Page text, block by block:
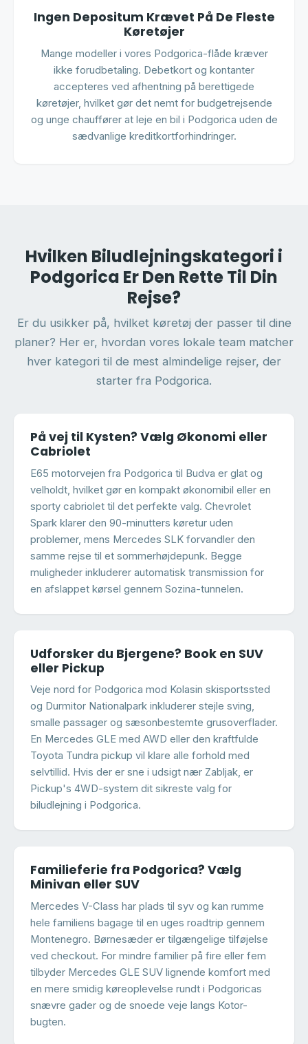
Ingen Depositum Krævet På De Fleste
Køretøjer
Mange modeller i vores Podgorica-flåde kræver
ikke forudbetaling. Debetkort og kontanter
accepteres ved afhentning på berettigede
køretøjer, hvilket gør det nemt for budgetrejsende
og unge chauffører at leje en bil i Podgorica uden de
sædvanlige kreditkortforhindringer.
Hvilken Biludlejningskategori i
Podgorica Er Den Rette Til Din
Rejse?
Er du usikker på, hvilket køretøj der passer til dine
planer? Her er, hvordan vores lokale team matcher
hver kategori til de mest almindelige rejser, der
starter fra Podgorica.
På vej til Kysten? Vælg Økonomi eller
Cabriolet
E65 motorvejen fra Podgorica til Budva er glat og
velholdt, hvilket gør en kompakt økonomibil eller en
sporty cabriolet til det perfekte valg. Chevrolet
Spark klarer den 90-minutters køretur uden
problemer, mens Mercedes SLK forvandler den
samme rejse til et sommerhøjdepunk. Begge
muligheder inkluderer automatisk transmission for
en afslappet kørsel gennem Sozina-tunnelen.
Udforsker du Bjergene? Book en SUV
eller Pickup
Veje nord for Podgorica mod Kolasin skisportssted
og Durmitor Nationalpark inkluderer stejle sving,
smalle passager og sæsonbestemte grusoverflader.
En Mercedes GLE med AWD eller den kraftfulde
Toyota Tundra pickup vil klare alle forhold med
selvtillid. Hvis der er sne i udsigt nær Zabljak, er
Pickup's 4WD-system dit sikreste valg for
biludlejning i Podgorica.
Familieferie fra Podgorica? Vælg
Minivan eller SUV
Mercedes V-Class har plads til syv og kan rumme
hele familiens bagage til en uges roadtrip gennem
Montenegro. Børnesæder er tilgængelige tilføjelse
ved checkout. For mindre familier på fire eller fem
tilbyder Mercedes GLE SUV lignende komfort med
en mere smidig køreoplevelse rundt i Podgoricas
snævre gader og de snoede veje langs Kotor-
bugten.